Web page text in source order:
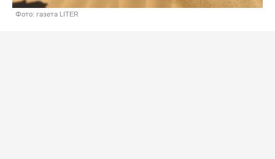
Фото: газета LITER